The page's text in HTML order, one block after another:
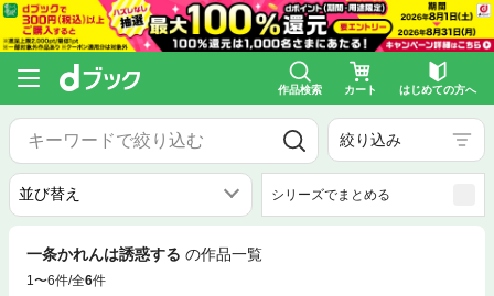
作品検索 カート はじめての方へ
絞り込み
シリーズでまとめる
一条かれんは誘惑する の作品一覧
1〜6件/全6件